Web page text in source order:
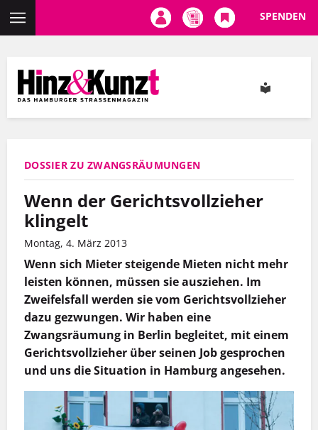
Inhalt
SPENDEN
DOSSIER ZU ZWANGSRÄUMUNGEN
Wenn der Gerichtsvollzieher
klingelt
Montag, 4. März 2013
Wenn sich Mieter steigende Mieten nicht mehr
leisten können, müssen sie ausziehen. Im
Zweifelsfall werden sie vom Gerichtsvollzieher
dazu gezwungen. Wir haben eine
Zwangsräumung in Berlin begleitet, mit einem
Gerichtsvollzieher über seinen Job gesprochen
und uns die Situation in Hamburg angesehen.